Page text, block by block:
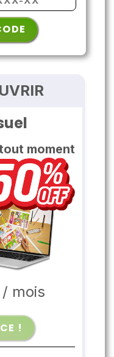
moment
/ mois
!